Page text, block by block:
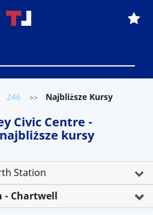
246 >> Najbliższe Kursy
Civic Centre -
kursy
Station
- Chartwell